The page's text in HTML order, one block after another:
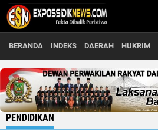
BERANDA INDEKS DAERAH HUKRIM
PENDIDIKAN